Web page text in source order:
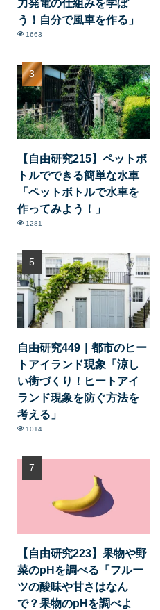
力発電の仕組みを学ぼ
う！自分で風車を作る」
1663
【自由研究215】ペットボ
トルでできる簡単な水車
「ペットボトルで水車を
作ってみよう！」
1281
自由研究449｜都市のヒー
トアイランド現象「涼し
い街づくり！ヒートアイ
ランド現象を防ぐ方法を
考える」
1014
【自由研究223】果物や野
菜のpHを調べる「フルー
ツの酸味や甘さはなん
で？果物のpHを調べよ